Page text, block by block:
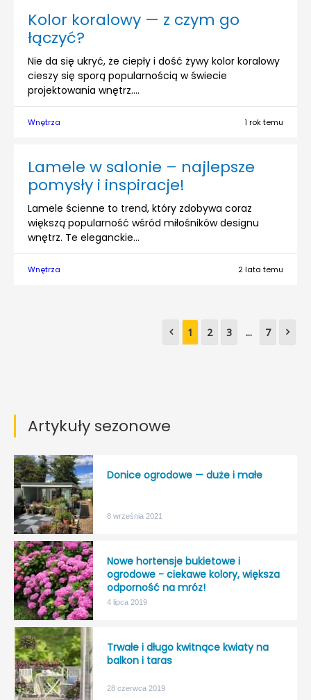
Kolor koralowy — z czym go
łączyć?
Nie da się ukryć, że ciepły i dość żywy kolor koralowy
cieszy się sporą popularnością w świecie
projektowania wnętrz....
Wnętrza 1 rok temu
Lamele w salonie – najlepsze
pomysły i inspiracje!
Lamele ścienne to trend, który zdobywa coraz
większą popularność wśród miłośników designu
wnętrz. Te eleganckie...
Wnętrza 2 lata temu
1 2 3 ... 7
Artykuły sezonowe
Donice ogrodowe — duże i małe
8 września 2021
Nowe hortensje bukietowe i
ogrodowe - ciekawe kolory, większa
odporność na mróz!
4 lipca 2019
Trwałe i długo kwitnące kwiaty na
balkon i taras
28 czerwca 2019